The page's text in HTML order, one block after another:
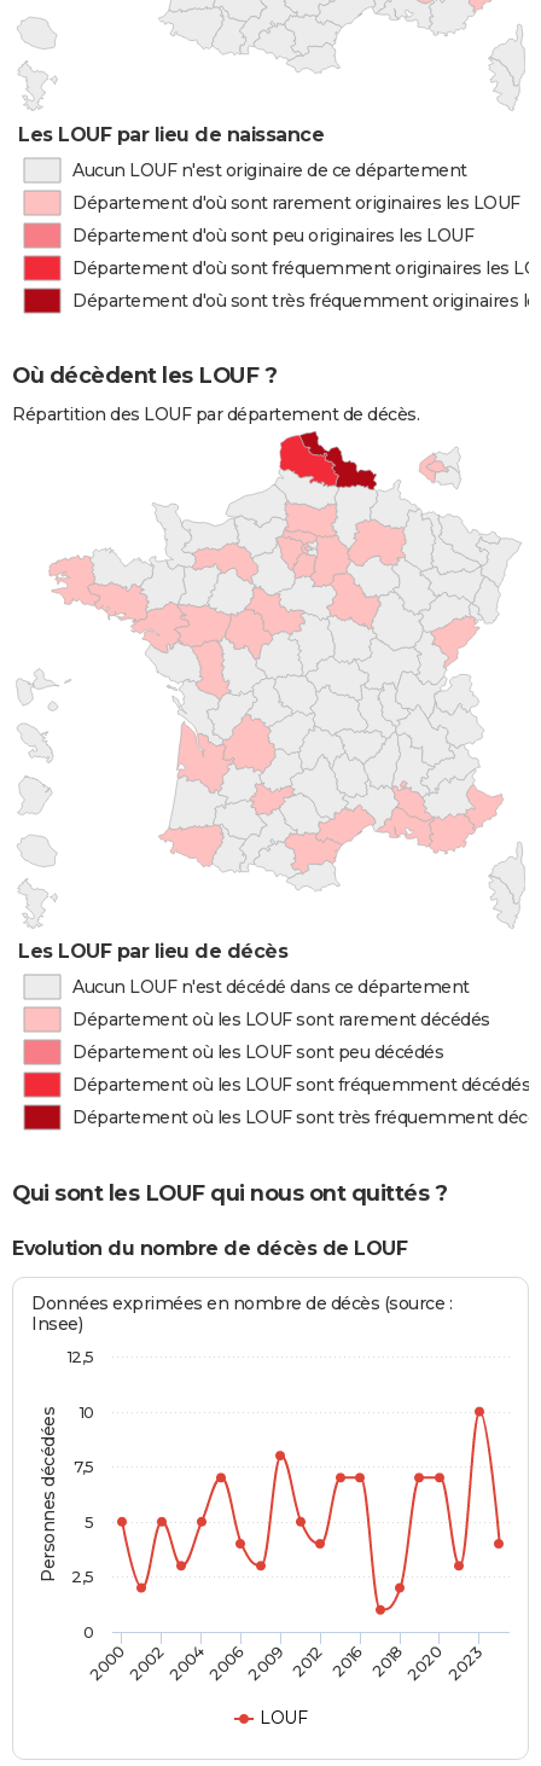
Les LOUF par lieu de naissance
Aucun LOUF n'est originaire de ce département
Département d'où sont rarement originaires les LOUF
Département d'où sont peu originaires les LOUF
Département d'où sont fréquemment originaires les
Département d'où sont très fréquemment originaires
Où décèdent les LOUF ?
Répartition des LOUF par département de décès.
Les LOUF par lieu de décès
Aucun LOUF n'est décédé dans ce département
Département où les LOUF sont rarement décédés
Département où les LOUF sont peu décédés
Département où les LOUF sont fréquemment décédés
Département où les LOUF sont très fréquemment
Qui sont les LOUF qui nous ont quittés ?
Evolution du nombre de décès de LOUF
Personnes décédées
Données exprimées en nombre de décès (source :
Insee)
LOUF
20002002200420062009 2012 2016 201820202023
0
2,5
5
7,5
10
12,5